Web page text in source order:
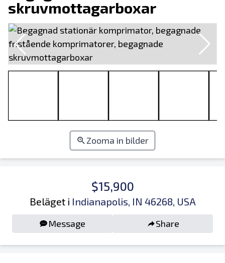
skruvmottagarboxar
Zooma in bilder
$15,900
Beläget i Indianapolis, IN 46268, USA
Message Share